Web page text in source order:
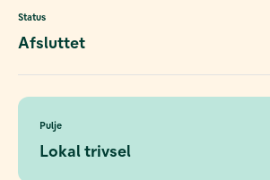
Status
Afsluttet
Pulje
Lokal trivsel